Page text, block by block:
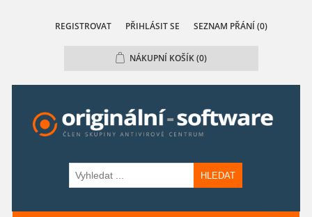
REGISTROVAT PŘIHLÁSIT SE SEZNAM PŘÁNÍ (0)
NÁKUPNÍ KOŠÍK(0)
HLEDAT